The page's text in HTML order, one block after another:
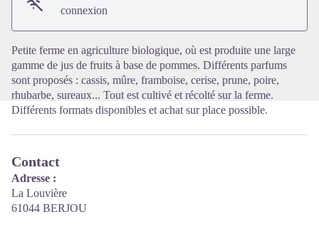
connexion
Petite ferme en agriculture biologique, où est produite une large
gamme de jus de fruits à base de pommes. Différents parfums
sont proposés : cassis, mûre, framboise, cerise, prune, poire,
rhubarbe, sureaux... Tout est cultivé et récolté sur la ferme.
Différents formats disponibles et achat sur place possible.
Contact
Adresse :
La Louvière
61044 BERJOU